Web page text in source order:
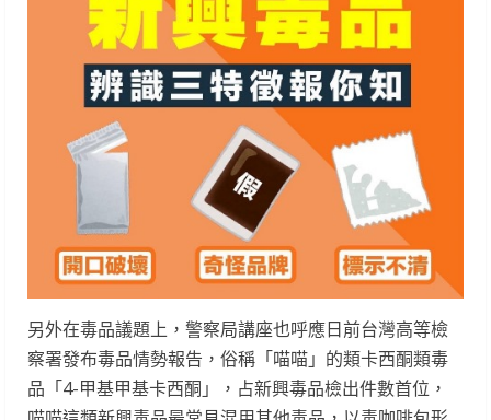
另外在毒品議題上，警察局講座也呼應日前台灣高等檢
察署發布毒品情勢報告，俗稱「喵喵」的類卡西酮類毒
品「4-甲基甲基卡西酮」，占新興毒品檢出件數首位，